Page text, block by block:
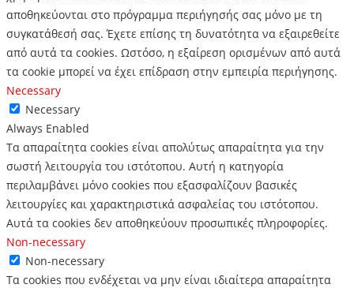
αποθηκεύονται στο πρόγραμμα περιήγησής σας μόνο με τη
συγκατάθεσή σας. Έχετε επίσης τη δυνατότητα να εξαιρεθείτε
από αυτά τα cookies. Ωστόσο, η εξαίρεση ορισμένων από αυτά
τα cookie μπορεί να έχει επίδραση στην εμπειρία περιήγησης.
Necessary
Necessary
Always Enabled
Τα απαραίτητα cookies είναι απολύτως απαραίτητα για την
σωστή λειτουργία του ιστότοπου. Αυτή η κατηγορία
περιλαμβάνει μόνο cookies που εξασφαλίζουν βασικές
λειτουργίες και χαρακτηριστικά ασφαλείας του ιστότοπου.
Αυτά τα cookies δεν αποθηκεύουν προσωπικές πληροφορίες.
Non-necessary
Non-necessary
Τα cookies που ενδέχεται να μην είναι ιδιαίτερα απαραίτητα